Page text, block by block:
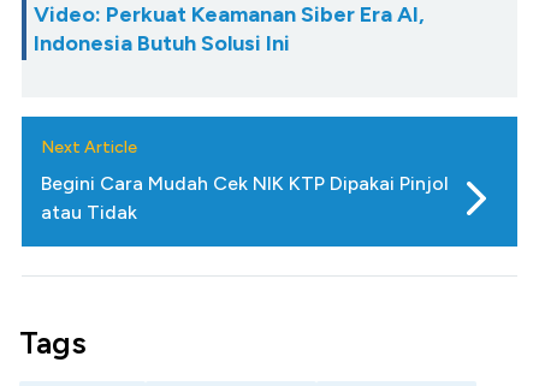
Video: Perkuat Keamanan Siber Era AI,
Indonesia Butuh Solusi Ini
Next Article
Begini Cara Mudah Cek NIK KTP Dipakai Pinjol
atau Tidak
Tags